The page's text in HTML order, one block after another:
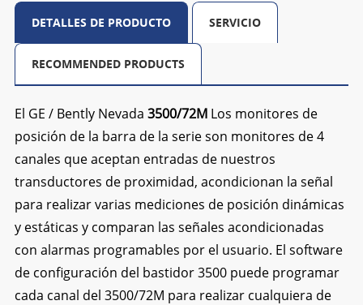
DETALLES DE PRODUCTO SERVICIO
RECOMMENDED PRODUCTS
El GE / Bently Nevada 3500/72MLos monitores de
posición de la barra de la serie son monitores de 4
canales que aceptan entradas de nuestros
transductores de proximidad, acondicionan la señal
para realizar varias mediciones de posición dinámicas
y estáticas y comparan las señales acondicionadas
con alarmas programables por el usuario. El software
de configuración del bastidor 3500 puede programar
cada canal del 3500/72M para realizar cualquiera de